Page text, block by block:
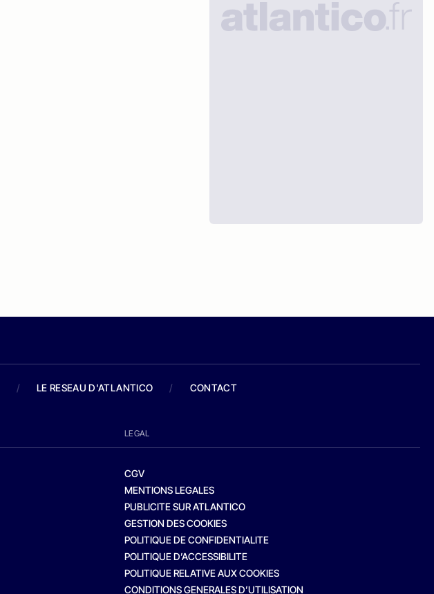
/ LE RESEAU D'ATLANTICO / CONTACT
LEGAL
CGV
MENTIONS LEGALES
PUBLICITE SUR ATLANTICO
GESTION DES COOKIES
POLITIQUE DE CONFIDENTIALITE
POLITIQUE D’ACCESSIBILITE
POLITIQUE RELATIVE AUX COOKIES
CONDITIONS GENERALES D’UTILISATION